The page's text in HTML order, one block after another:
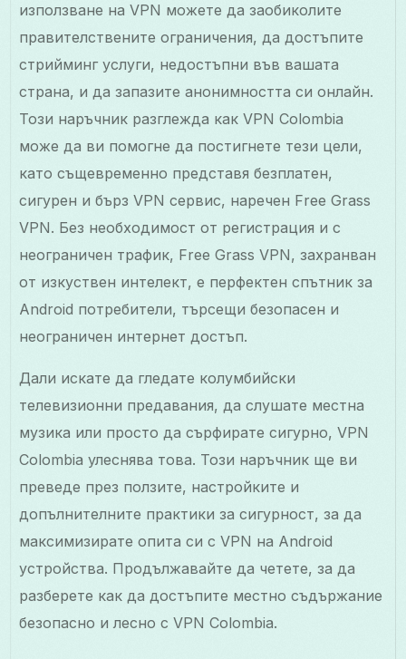
използване на VPN можете да заобиколите
правителствените ограничения, да достъпите
стрийминг услуги, недостъпни във вашата
страна, и да запазите анонимността си онлайн.
Този наръчник разглежда как VPN Colombia
може да ви помогне да постигнете тези цели,
като същевременно представя безплатен,
сигурен и бърз VPN сервис, наречен Free Grass
VPN. Без необходимост от регистрация и с
неограничен трафик, Free Grass VPN, захранван
от изкуствен интелект, е перфектен спътник за
Android потребители, търсещи безопасен и
неограничен интернет достъп.
Дали искате да гледате колумбийски
телевизионни предавания, да слушате местна
музика или просто да сърфирате сигурно, VPN
Colombia улеснява това. Този наръчник ще ви
преведе през ползите, настройките и
допълнителните практики за сигурност, за да
максимизирате опита си с VPN на Android
устройства. Продължавайте да четете, за да
разберете как да достъпите местно съдържание
безопасно и лесно с VPN Colombia.